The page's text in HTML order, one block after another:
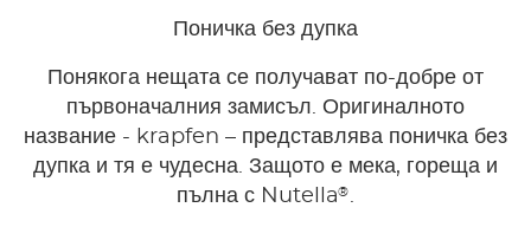
Поничка без дупка
Понякога нещата се получават по-добре от
първоначалния замисъл. Оригиналното
название - krapfen – представлява поничка без
дупка и тя е чудесна. Защото е мека, гореща и
пълна с Nutella®.